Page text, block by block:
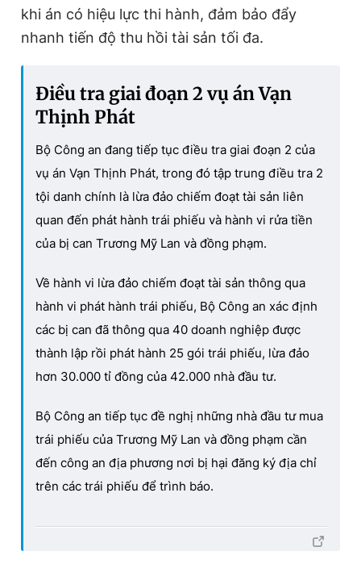
e
khi án có hiệu lực thi hành, đảm bảo đẩy
nhanh tiến độ thu hồi tài sản tối đa.
Điều tra giai đoạn 2 vụ án Vạn
Thịnh Phát
Bộ Công an đang tiếp tục điều tra giai đoạn 2 của
vụ án Vạn Thịnh Phát, trong đó tập trung điều tra 2
tội danh chính là lừa đảo chiếm đoạt tài sản liên
quan đến phát hành trái phiếu và hành vi rửa tiền
của bị can Trương Mỹ Lan và đồng phạm.
Về hành vi lừa đảo chiếm đoạt tài sản thông qua
hành vi phát hành trái phiếu, Bộ Công an xác định
các bị can đã thông qua 40 doanh nghiệp được
thành lập rồi phát hành 25 gói trái phiếu, lừa đảo
hơn 30.000 tỉ đồng của 42.000 nhà đầu tư.
Bộ Công an tiếp tục đề nghị những nhà đầu tư mua
trái phiếu của Trương Mỹ Lan và đồng phạm cần
đến công an địa phương nơi bị hại đăng ký địa chỉ
trên các trái phiếu để trình báo.